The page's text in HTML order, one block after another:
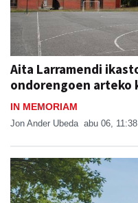
Aita Larramendi
ondorengoen arteko
IN MEMORIAM
Jon Ander Ubeda abu 06, 11:38